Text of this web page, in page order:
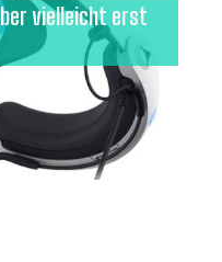
vielleicht erst